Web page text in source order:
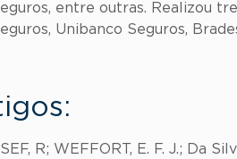
entre outras. Realizou
Unibanco Seguros,
R; WEFFORT, E. F. J.; Da